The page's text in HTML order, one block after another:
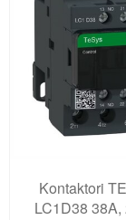
Kontaktori
LC1D38 38A,